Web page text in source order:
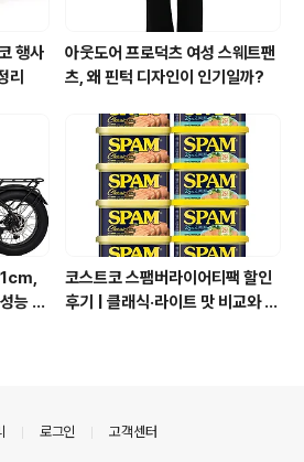
행사
리
아웃도어 프로덕츠 여성 스웨트팬
츠, 왜 핀턱 디자인이 인기일까?
능 총
코스트코 스팸버라이어티팩 할인
후기 | 클래식·라이트 맛 비교와 가
로그인 고객센터